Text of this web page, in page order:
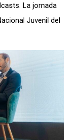
La jornada
Juvenil del